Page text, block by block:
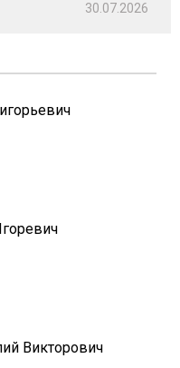
30.07.2026
Викторович